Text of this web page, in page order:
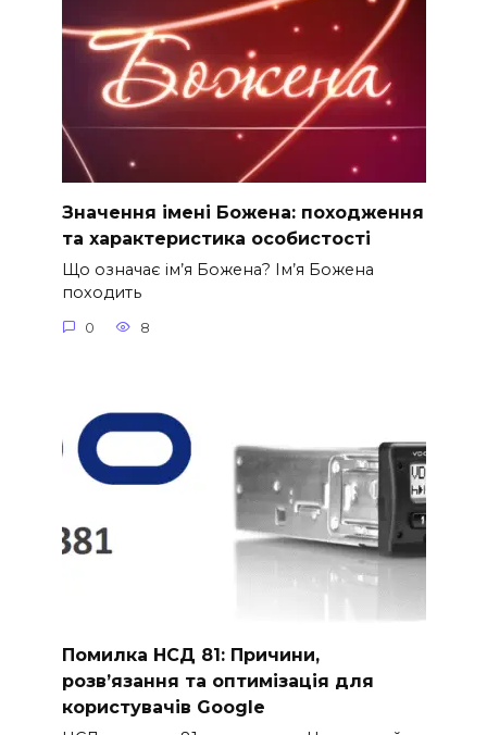
Значення імені Божена: походження
та характеристика особистості
Що означає ім’я Божена? Ім’я Божена
походить
0 8
Помилка НСД 81: Причини,
розв’язання та оптимізація для
користувачів Google